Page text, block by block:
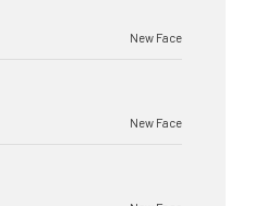
New Face
New Face